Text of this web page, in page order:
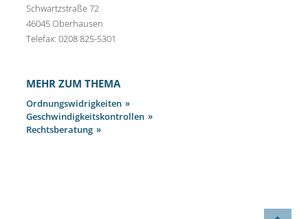
Schwartzstraße 72
46045 Oberhausen
Telefax: 0208 825-5301
MEHR ZUM THEMA
Ordnungswidrigkeiten
Geschwindigkeitskontrollen
Rechtsberatung